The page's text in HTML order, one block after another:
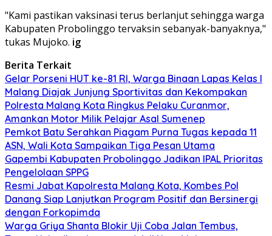
"Kami pastikan vaksinasi terus berlanjut sehingga warga
Kabupaten Probolinggo tervaksin sebanyak-banyaknya,"
tukas Mujoko. ig
Berita Terkait
Gelar Porseni HUT ke-81 RI, Warga Binaan Lapas Kelas I
Malang Diajak Junjung Sportivitas dan Kekompakan
Polresta Malang Kota Ringkus Pelaku Curanmor,
Amankan Motor Milik Pelajar Asal Sumenep
Pemkot Batu Serahkan Piagam Purna Tugas kepada 11
ASN, Wali Kota Sampaikan Tiga Pesan Utama
Gapembi Kabupaten Probolinggo Jadikan IPAL Prioritas
Pengelolaan SPPG
Resmi Jabat Kapolresta Malang Kota, Kombes Pol
Danang Siap Lanjutkan Program Positif dan Bersinergi
dengan Forkopimda
Warga Griya Shanta Blokir Uji Coba Jalan Tembus,